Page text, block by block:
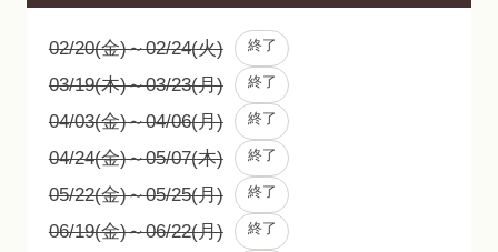
02/20(金)～02/24(火) 終了
03/19(木)～03/23(月) 終了
04/03(金)～04/06(月) 終了
04/24(金)～05/07(木) 終了
05/22(金)～05/25(月) 終了
06/19(金)～06/22(月) 終了